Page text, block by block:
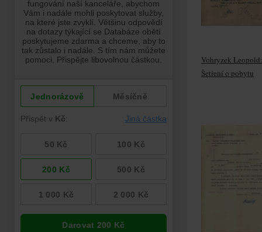
Vohryzek Leopold:
Šetření o pobytu